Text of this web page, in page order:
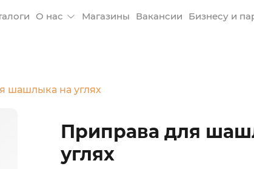
О нас Магазины Вакансии Бизнесу и
шашлыка на углях
Приправа для
углях